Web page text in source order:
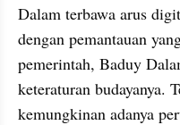
Dalam terbawa arus
dengan pemantauan
pemerintah, Baduy
keteraturan budayanya.
kemungkinan adanya